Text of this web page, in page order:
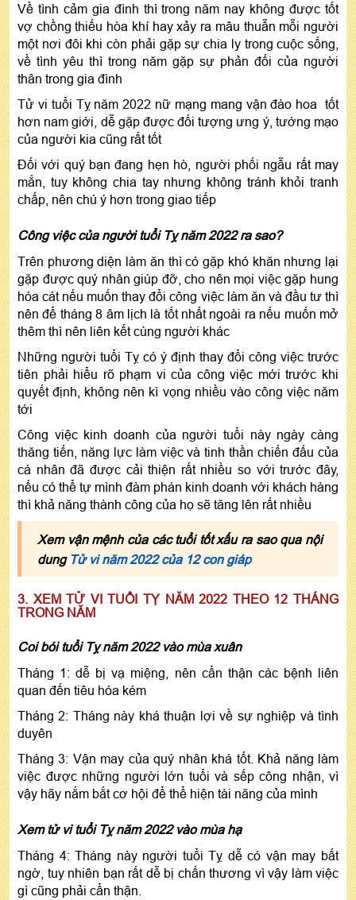
Về tình cảm gia đình thì trong năm nay không được tốt
vợ chồng thiếu hòa khí hay xảy ra mâu thuẫn mỗi người
một nơi đôi khi còn phải gặp sự chia ly trong cuộc sống,
về tình yêu thì trong năm gặp sự phản đối của người
thân trong gia đình
Tử vi tuổi Tỵ năm 2022 nữ mạng mang vận đào hoa tốt
hơn nam giới, dễ gặp được đối tượng ưng ý, tướng mạo
của người kia cũng rất tốt
Đối với quý bạn đang hẹn hò, người phối ngẫu rất may
mắn, tuy không chia tay nhưng không tránh khỏi tranh
chấp, nên chú ý hơn trong giao tiếp
Công việc của người tuổi Tỵ năm 2022 ra sao?
Trên phương diện làm ăn thì có gặp khó khăn nhưng lại
gặp được quý nhân giúp đỡ, cho nên mọi việc gặp hung
hóa cát nếu muốn thay đổi công việc làm ăn và đầu tư thì
nên để tháng 8 âm lịch là tốt nhất ngoài ra nếu muốn mở
thêm thì nên liên kết cùng người khác
Những người tuổi Tỵ có ý định thay đổi công việc trước
tiên phải hiểu rõ phạm vi của công việc mới trước khi
quyết định, không nên kì vọng nhiều vào công việc năm
tới
Công việc kinh doanh của người tuổi này ngày càng
thăng tiến, năng lực làm việc và tinh thần chiến đấu của
cá nhân đã được cải thiện rất nhiều so với trước đây,
nếu có thể tự mình đàm phán kinh doanh với khách hàng
thì khả năng thành công của họ sẽ tăng lên rất nhiều
Xem vận mệnh của các tuổi tốt xấu ra sao qua nội
dung Tử vi năm 2022 của 12 con giáp
3. XEM TỬ VI TUỔI TỴ NĂM 2022 THEO 12 THÁNG
TRONG NĂM
Coi bói tuổi Tỵ năm 2022 vào mùa xuân
Tháng 1: dễ bị vạ miệng, nên cẩn thận các bệnh liên
quan đến tiêu hóa kém
Tháng 2: Tháng này khá thuận lợi về sự nghiệp và tình
duyên
Tháng 3: Vận may của quý nhân khá tốt. Khả năng làm
việc được những người lớn tuổi và sếp công nhận, vì
vậy hãy nắm bắt cơ hội để thể hiện tài năng của mình
Xem tử vi tuổi Tỵ năm 2022 vào mùa hạ
Tháng 4: Tháng này người tuổi Tỵ dễ có vận may bất
ngờ, tuy nhiên bạn rất dễ bị chấn thương vì vậy làm việc
gì cũng phải cẩn thận.